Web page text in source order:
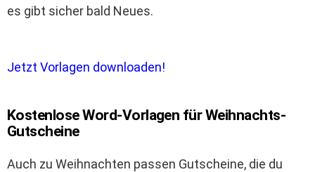
es gibt sicher bald Neues.
Jetzt Vorlagen downloaden!
Kostenlose Word-Vorlagen für Weihnachts-
Gutscheine
Auch zu Weihnachten passen Gutscheine, die du